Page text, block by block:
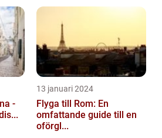
-
13 januari 2024
Flyga till Rom: En
omfattande guide till en
oförgl...